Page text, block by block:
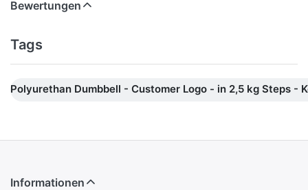
Bewertungen
Tags
Polyurethan Dumbbell - Customer Logo - in 2,5 kg Steps -
Informationen